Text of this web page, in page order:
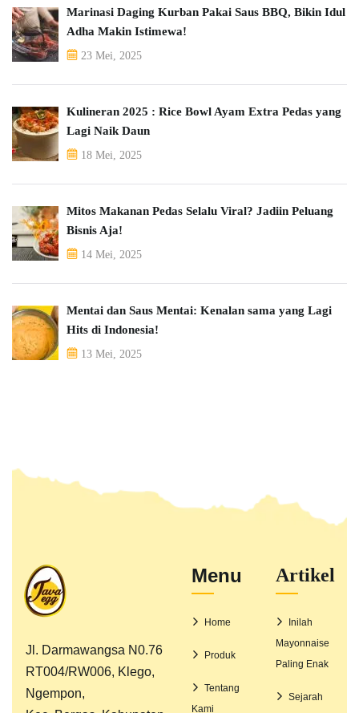
Marinasi Daging Kurban Pakai Saus BBQ, Bikin Idul
Adha Makin Istimewa!
23 Mei, 2025
Kulineran 2025 : Rice Bowl Ayam Extra Pedas yang
Lagi Naik Daun
18 Mei, 2025
Mitos Makanan Pedas Selalu Viral? Jadiin Peluang
Bisnis Aja!
14 Mei, 2025
Mentai dan Saus Mentai: Kenalan sama yang Lagi
Hits di Indonesia!
13 Mei, 2025
Jl. Darmawangsa N0.76
RT004/RW006, Klego,
Ngempon,
Menu
Home
Produk
Tentang
Kami
Artikel
Inilah
Mayonnaise
Paling Enak
Sejarah